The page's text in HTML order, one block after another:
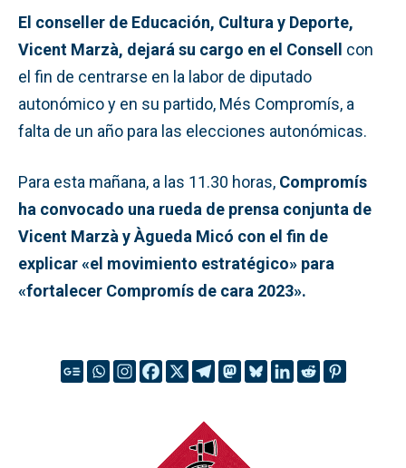
El conseller de Educación, Cultura y Deporte,
Vicent Marzà, dejará su cargo en el Consell con
el fin de centrarse en la labor de diputado
autonómico y en su partido, Més Compromís, a
falta de un año para las elecciones autonómicas.
Para esta mañana, a las 11.30 horas, Compromís
ha convocado una rueda de prensa conjunta de
Vicent Marzà y Àgueda Micó con el fin de
explicar «el movimiento estratégico» para
«fortalecer Compromís de cara 2023».